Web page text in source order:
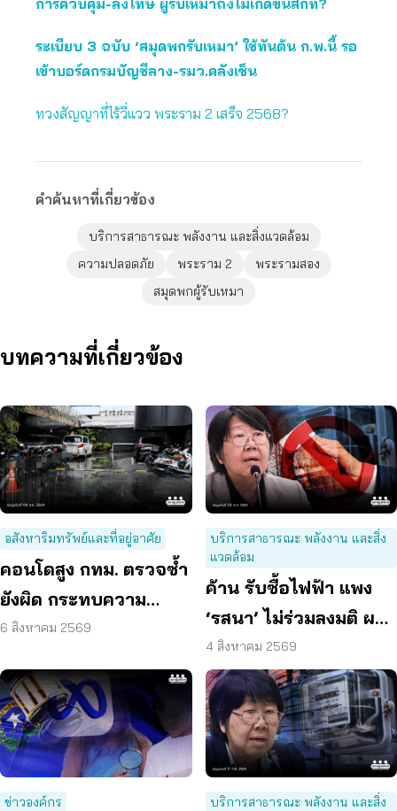
ระเบียบ 3 ฉบับ ‘สมุดพกรับเหมา’ ใช้ทันต้น ก.พ.นี้ รอ
เข้าบอร์ดกรมบัญชีลาง-รมว.คลังเซ็น
ทวงสัญญาที่ไร้วี่แวว พระราม 2 เสร็จ 2568?
คำค้นหาที่เกี่ยวข้อง
บริการสาธารณะ พลังงาน และสิ่งแวดล้อม
ความปลอดภัย
พระราม 2
พระรามสอง
สมุดพกผู้รับเหมา
บทความที่เกี่ยวข้อง
อสังหาริมทรัพย์และที่อยู่อาศัย
คอนโดสูง กทม. ตรวจซ้ำ
ยังผิด กระทบความ
ปลอดภัย
6 สิงหาคม 2569
บริการสาธารณะ พลังงาน และสิ่ง
แวดล้อม
ค้าน รับซื้อไฟฟ้า แพง
‘รสนา’ ไม่ร่วมลงมติ ผลัก
ผู้บริโภค “แบก”
4 สิงหาคม 2569
ข่าวองค์กร
บริการสาธารณะ พลังงาน และสิ่ง